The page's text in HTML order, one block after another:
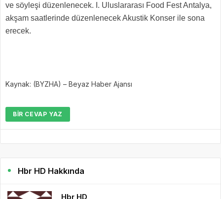
ve söyleşi düzenlenecek. I. Uluslararası Food Fest Antalya,
akşam saatlerinde düzenlenecek Akustik Konser ile sona
erecek.
Kaynak: (BYZHA) – Beyaz Haber Ajansı
BIR CEVAP YAZ
Hbr HD Hakkında
Hbr HD